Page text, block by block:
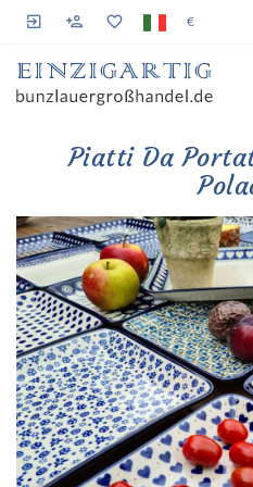
€
Piatti Da